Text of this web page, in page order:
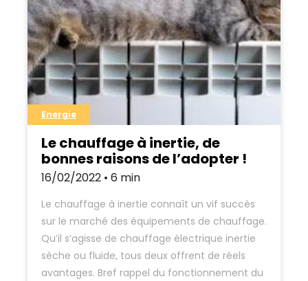
Le chauffage à inertie, de
bonnes raisons de l’adopter !
Energie
16/02/2022 • 6 min
Le chauffage à inertie connaît un vif succès
sur le marché des équipements de chauffage.
Qu’il s’agisse de chauffage électrique inertie
sèche ou fluide, tous deux offrent de réels
avantages. Bref rappel du fonctionnement du